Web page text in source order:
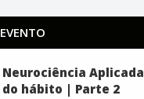
EVENTO
Neurociência
do hábito | Parte 2